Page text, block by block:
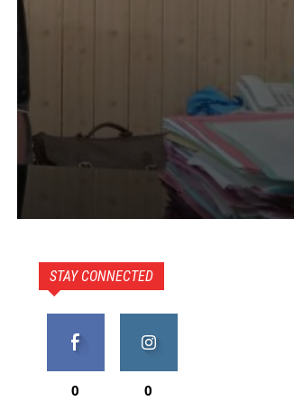
STAY CONNECTED
0 0